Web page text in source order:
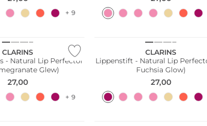
+ 9
CLARINS
- Natural Lip Perfector
Glew)
27,00
+ 9
CLARINS
Lippenstift - Natural Lip
Fuchsia Glow)
27,00